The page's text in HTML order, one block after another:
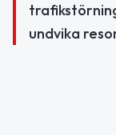
undvika